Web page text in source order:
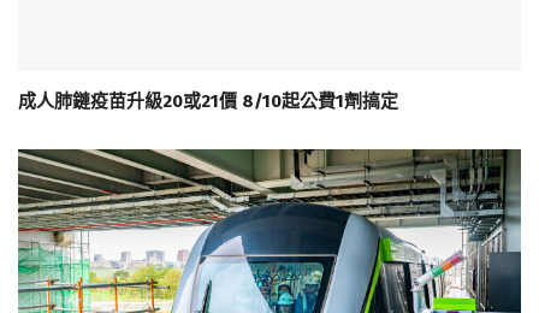
成人肺鏈疫苗升級20或21價 8/10起公費1劑搞定